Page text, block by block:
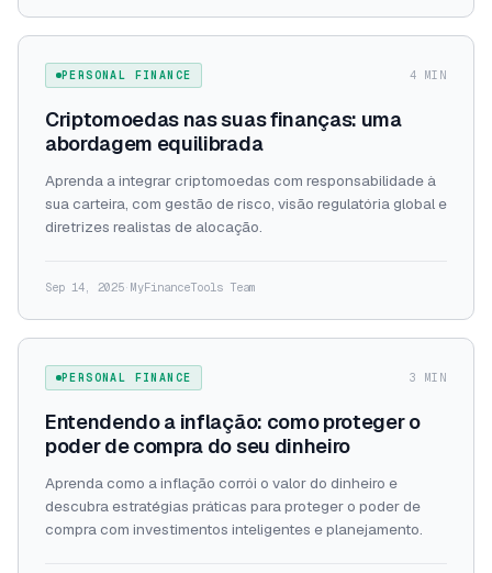
PERSONAL FINANCE 4 MIN
Criptomoedas nas suas finanças: uma
abordagem equilibrada
Aprenda a integrar criptomoedas com responsabilidade à
sua carteira, com gestão de risco, visão regulatória global e
diretrizes realistas de alocação.
Sep 14, 2025· MyFinanceTools Team
PERSONAL FINANCE 3 MIN
Entendendo a inflação: como proteger o
poder de compra do seu dinheiro
Aprenda como a inflação corrói o valor do dinheiro e
descubra estratégias práticas para proteger o poder de
compra com investimentos inteligentes e planejamento.